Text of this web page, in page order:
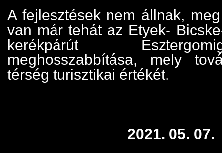
A fejlesztések nem állnak,
van már tehát az Etyek-
kerékpárút
meghosszabbítása, mely
térség turisztikai értékét.
2021. 05. 07.